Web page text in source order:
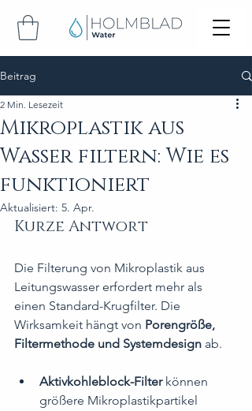
Beitrag
Mikroplastik aus
Wasser filtern: Wie es
funktioniert
2 Min. Lesezeit
Aktualisiert: 5. Apr.
Kurze Antwort
Die Filterung von Mikroplastik aus
Leitungswasser erfordert mehr als
einen Standard-Krugfilter. Die
Wirksamkeit hängt von Porengröße,
Filtermethode und Systemdesign ab.
Aktivkohleblock-Filter können
größere Mikroplastikpartikel